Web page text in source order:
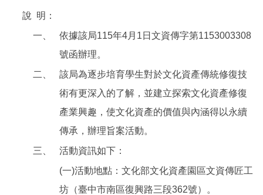
說 明：
一、
依據該局115年4月1日文資傳字第1153003308
號函辦理。
二、
該局為逐步培育學生對於文化資產傳統修復技
術有更深入的了解，並建立探索文化資產修復
產業興趣，使文化資產的價值與內涵得以永續
傳承，辦理旨案活動。
三、
活動資訊如下：
(一)活動地點：文化部文化資產園區文資傳匠工
坊（臺中市南區復興路三段362號）。